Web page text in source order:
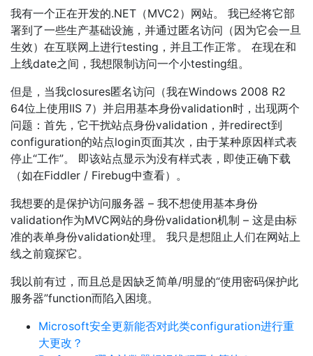
我有一个正在开发的.NET（MVC2）网站。 我已经将它部
署到了一些生产基础设施，并通过匿名访问（因为它会一旦
生效）在互联网上进行testing，并且工作正常。 在现在和
上线date之间，我想限制访问一个小testing组。
但是，当我closures匿名访问（我在Windows 2008 R2
64位上使用IIS 7）并启用基本身份validation时，出现两个
问题：首先，它干扰站点身份validation，并redirect到
configuration的站点login页面其次，由于某种原因样式表
停止“工作”。 即该站点显示为没有样式表，即使正确下载
（如在Fiddler / Firebug中查看）。
我想要的是保护访问服务器 – 我不想使用基本身份
validation作为MVC网站的身份validation机制 – 这是由标
准的表单身份validation处理。 我只是想阻止人们在网站上
线之前窥探它。
我以前有过，而且总是因缺乏简单/明显的“使用密码保护此
服务器”function而陷入困境。
Microsoft安全更新能否对此类configuration进行重
大更改？